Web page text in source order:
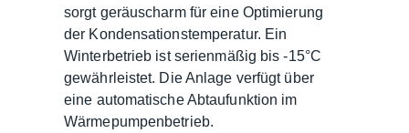
sorgt geräuscharm für eine Optimierung
der Kondensationstemperatur. Ein
Winterbetrieb ist serienmäßig bis -15°C
gewährleistet. Die Anlage verfügt über
eine automatische Abtaufunktion im
Wärmepumpenbetrieb.